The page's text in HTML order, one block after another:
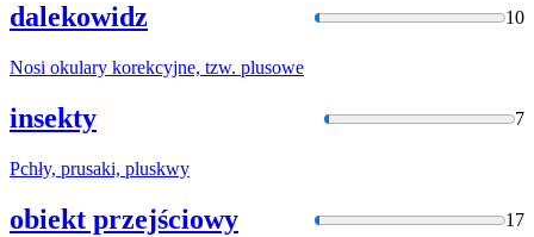
dalekowidz 10
Nosi okulary korekcyjne, tzw. plusowe
insekty 7
Pchły, prusaki, pluskwy
obiekt przejściowy 17